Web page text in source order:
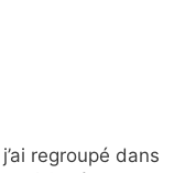
regroupé dans